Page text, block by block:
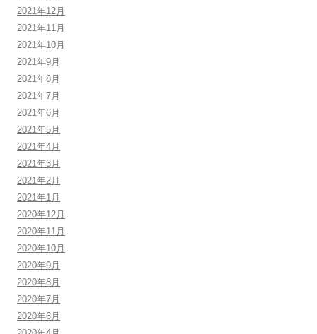
2021年12月
2021年11月
2021年10月
2021年9月
2021年8月
2021年7月
2021年6月
2021年5月
2021年4月
2021年3月
2021年2月
2021年1月
2020年12月
2020年11月
2020年10月
2020年9月
2020年8月
2020年7月
2020年6月